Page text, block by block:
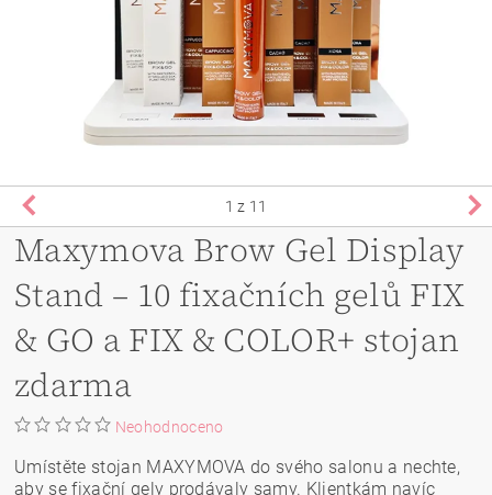
1 z 11
Maxymova Brow Gel Display
Stand – 10 fixačních gelů FIX
& GO a FIX & COLOR+ stojan
zdarma
Neohodnoceno
Umístěte stojan MAXYMOVA do svého salonu a nechte,
aby se fixační gely prodávaly samy. Klientkám navíc